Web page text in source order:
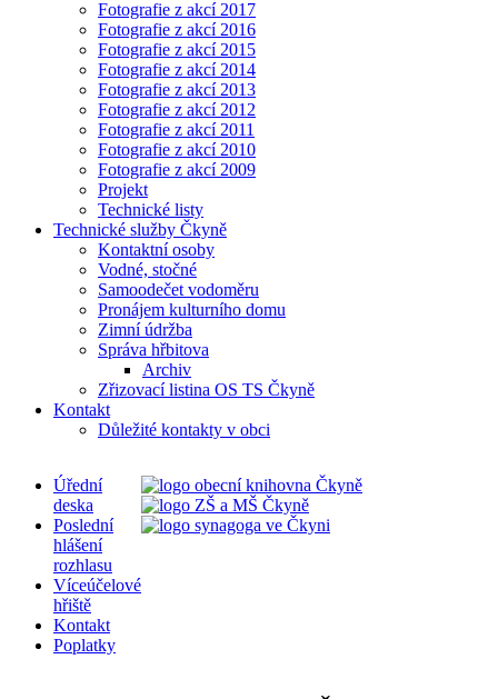
Fotografie z akcí 2017
Fotografie z akcí 2016
Fotografie z akcí 2015
Fotografie z akcí 2014
Fotografie z akcí 2013
Fotografie z akcí 2012
Fotografie z akcí 2011
Fotografie z akcí 2010
Fotografie z akcí 2009
Projekt
Technické listy
Technické služby Čkyně
Kontaktní osoby
Vodné, stočné
Samoodečet vodoměru
Pronájem kulturního domu
Zimní údržba
Správa hřbitova
Archiv
Zřizovací listina OS TS Čkyně
Kontakt
Důležité kontakty v obci
Úřední
deska
Poslední
hlášení
rozhlasu
Víceúčelové
hřiště
Kontakt
Poplatky